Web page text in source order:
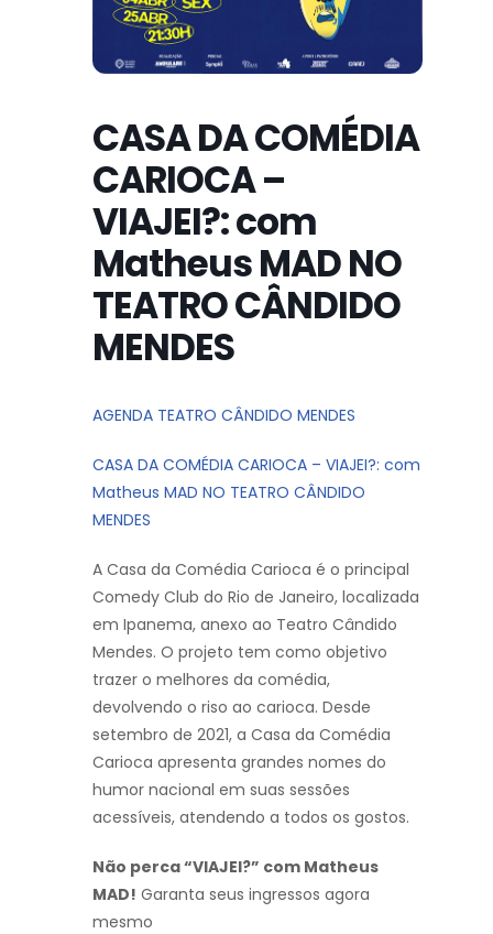
CASA DA COMÉDIA
CARIOCA –
VIAJEI?: com
Matheus MAD NO
TEATRO CÂNDIDO
MENDES
AGENDA TEATRO CÂNDIDO MENDES
CASA DA COMÉDIA CARIOCA – VIAJEI?: com
Matheus MAD NO TEATRO CÂNDIDO
MENDES
A Casa da Comédia Carioca é o principal
Comedy Club do Rio de Janeiro, localizada
em Ipanema, anexo ao Teatro Cândido
Mendes. O projeto tem como objetivo
trazer o melhores da comédia,
devolvendo o riso ao carioca. Desde
setembro de 2021, a Casa da Comédia
Carioca apresenta grandes nomes do
humor nacional em suas sessões
acessíveis, atendendo a todos os gostos.
Não perca “VIAJEI?” com Matheus
MAD! Garanta seus ingressos agora
mesmo